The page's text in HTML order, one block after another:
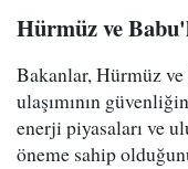
Hürmüz ve
Bakanlar, Hürmüz
ulaşımının
enerji piyasaları ve
öneme sahip